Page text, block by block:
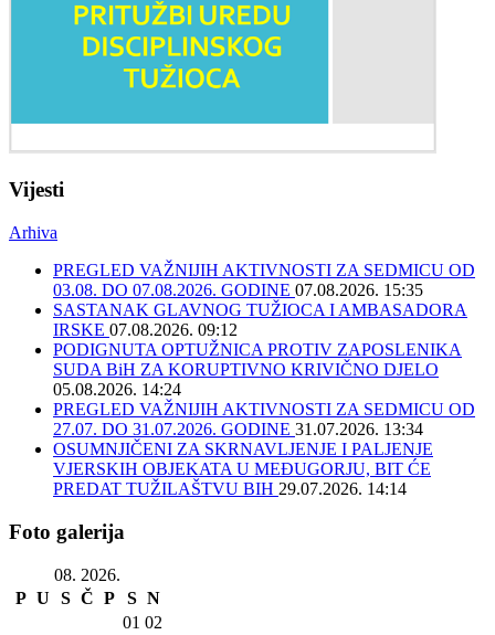
Vijesti
Arhiva
PREGLED VAŽNIJIH AKTIVNOSTI ZA SEDMICU OD
03.08. DO 07.08.2026. GODINE 07.08.2026. 15:35
SASTANAK GLAVNOG TUŽIOCA I AMBASADORA
IRSKE 07.08.2026. 09:12
PODIGNUTA OPTUŽNICA PROTIV ZAPOSLENIKA
SUDA BiH ZA KORUPTIVNO KRIVIČNO DJELO
05.08.2026. 14:24
PREGLED VAŽNIJIH AKTIVNOSTI ZA SEDMICU OD
27.07. DO 31.07.2026. GODINE 31.07.2026. 13:34
OSUMNJIČENI ZA SKRNAVLJENJE I PALJENJE
VJERSKIH OBJEKATA U MEĐUGORJU, BIT ĆE
PREDAT TUŽILAŠTVU BIH 29.07.2026. 14:14
Foto galerija
08. 2026.
P U S Č P S N
01 02